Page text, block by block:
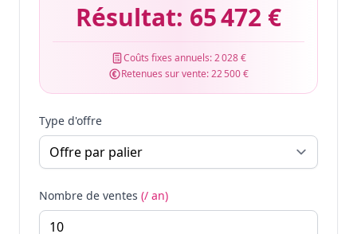
Résultat: 65 472 €
Coûts fixes annuels:2 028 €
Retenues sur vente:22 500 €
Type d'offre
Nombre de ventes (/ an)